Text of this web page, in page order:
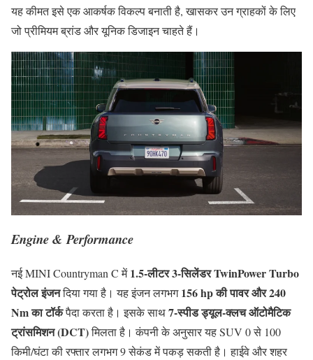
यह कीमत इसे एक आकर्षक विकल्प बनाती है, खासकर उन ग्राहकों के लिए
जो प्रीमियम ब्रांड और यूनिक डिजाइन चाहते हैं।
Engine & Performance
नई MINI Countryman C में1.5-लीटर 3-सिलेंडर TwinPower Turbo
पेट्रोल इंजनदिया गया है। यह इंजन लगभग156 hp की पावर और 240
Nm का टॉर्कपैदा करता है। इसके साथ7-स्पीड ड्यूल-क्लच ऑटोमैटिक
ट्रांसमिशन (DCT)मिलता है। कंपनी के अनुसार यह SUV 0 से 100
किमी/घंटा की रफ्तार लगभग 9 सेकंड में पकड़ सकती है। हाईवे और शहर